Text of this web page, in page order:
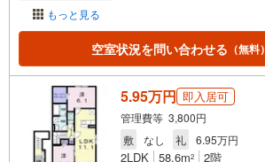
もっと見る
空室状況を問い合わせる （無料）
5.95万円 即入居可
管理費等 3,800円
敷
なし 礼 6.95万円
2LDK 58.6m2 2階